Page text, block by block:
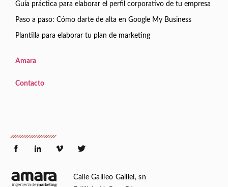
Guía práctica para elaborar el perfil corporativo de tu empresa
Paso a paso: Cómo darte de alta en Google My Business
Plantilla para elaborar tu plan de marketing
Amara
Contacto
Calle Galileo Galilei, sn